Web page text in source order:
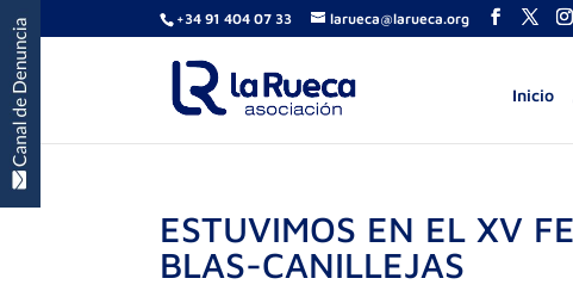
+34 91 404 07 33 larueca@larueca.org
Inicio
ESTUVIMOS EN EL XV
BLAS-CANILLEJAS